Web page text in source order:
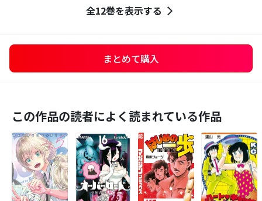
全12巻を表示する
まとめて購入
この作品の読者によく読まれている作品